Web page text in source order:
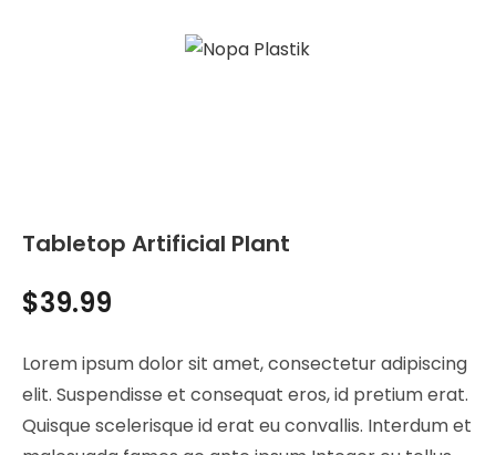
Tabletop Artificial Plant
$39.99
Lorem ipsum dolor sit amet, consectetur adipiscing
elit. Suspendisse et consequat eros, id pretium erat.
Quisque scelerisque id erat eu convallis. Interdum et